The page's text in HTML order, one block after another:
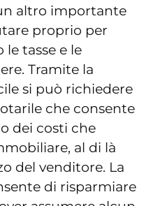
altro importante
proprio per
tasse e le
Tramite la
si può richiedere
che consente
dei costi che
al di là
del venditore. La
di risparmiare